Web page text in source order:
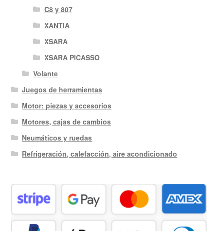
C8 y 807
XANTIA
XSARA
XSARA PICASSO
Volante
Juegos de herramientas
Motor: piezas y accesorios
Motores, cajas de cambios
Neumáticos y ruedas
Refrigeración, calefacción, aire acondicionado